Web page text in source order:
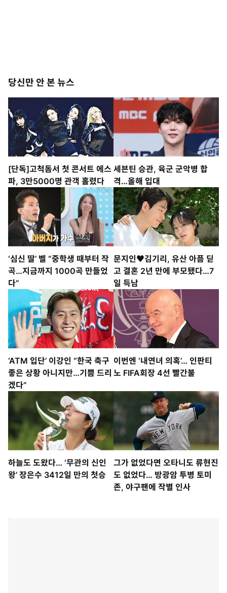
당신만 안 본 뉴스
[단독]고척돔서 첫 콘서트 에스
파, 3만5000명 관객 홀렸다
세븐틴 승관, 육군 군악병 합
격…올해 입대
‘심신 딸’ 벨 “중학생 때부터 작
곡…지금까지 1000곡 만들었
다”
문지인♥김기리, 유산 아픔 딛
고 결혼 2년 만에 부모됐다…7
일 득남
‘ATM 입단’ 이강인 “한국 축구
좋은 상황 아니지만…기쁨 드리
겠다”
이번엔 ‘내연녀 의혹’… 인판티
노 FIFA회장 4선 빨간불
하늘도 도왔다… ‘무관의 신인
왕’ 장은수 3412일 만의 첫승
그가 없었다면 오타니도 류현진
도 없었다… 방광암 투병 토미
존, 야구팬에 작별 인사